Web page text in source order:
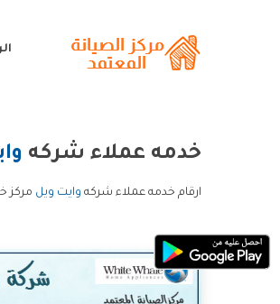
خدمه عملاء شركه
ارقام خدمه عملاء شركه وايت ويل مركز